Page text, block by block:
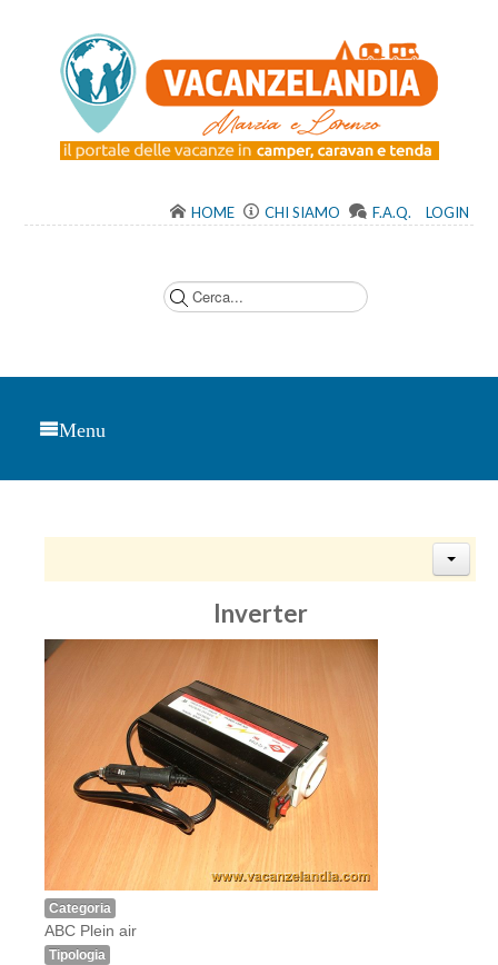
HOME CHI SIAMO F.A.Q. LOGIN
Menu
Inverter
Categoria
ABC Plein air
Tipologia